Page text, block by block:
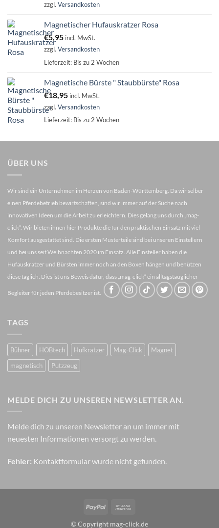
zzgl. Versandkosten
Magnetischer Hufauskratzer Rosa
€5,95 incl. MwSt.
zzgl. Versandkosten
Lieferzeit: Bis zu 2 Wochen
Magnetische Bürste " Staubbürste" Rosa
€18,95 incl. MwSt.
zzgl. Versandkosten
Lieferzeit: Bis zu 2 Wochen
ÜBER UNS
Wir sind ein Unternehmen im Herzen von Baden-Württemberg. Da wir selber
einen Pferdebetrieb bewirtschaften, sind wir immer auf der Suche nach
innovativen Ideen um die Arbeit zu erleichtern. Dies gelang uns durch „mag-
click“. Wir bieten ihnen hier Produkte die für den praktischen Einsatz mit viel
Komfort ausgestattet sind. Die ersten Musterteile sind bei unseren Einstellern
und bei uns seit Weihnachten 2020 im Einsatz. Alle Einsteller haben die
Hufauskratzer und Bürsten immer noch an den Boxen hängen und benützen
diese täglich. Dies ist uns Beweis dafür, dass „mag-click“ ein alltagstauglicher
Begleiter für jeden Pferdebesitzer ist.
TAGS
Bühner HOBtech Hufkratzer Mag-Click
Magnet
magnetisch
Putzzeug
MELDE DICH ZU UNSEREN NEWSLETTER AN.
Melde dich zu unseren Newsletter an um immer mit
neuesten Informationen versorgt zu werden.
Fehler: Kontaktformular wurde nicht gefunden.
PayPal
© Copyright mag-click.de